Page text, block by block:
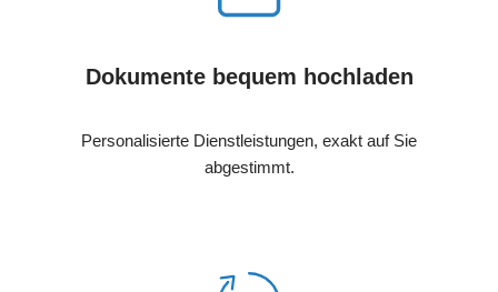
Dokumente bequem hochladen
Personalisierte Dienstleistungen, exakt auf Sie
abgestimmt.